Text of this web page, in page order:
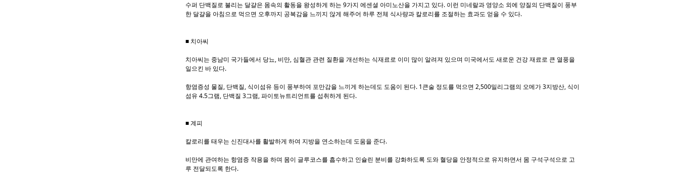
수퍼 단백질로 불리는 달걀은 몸속의 활동을 왕성하게 하는 9가지 에센셜 아미노산을 가지고 있다. 이런 미네랄과 영양소 외에 양질의 단백질이 풍부
한 달걀을 아침으로 먹으면 오후까지 공복감을 느끼지 않게 해주어 하루 전체 식사량과 칼로리를 조절하는 효과도 얻을 수 있다.
■ 치아씨
치아씨는 중남미 국가들에서 당뇨, 비만, 심혈관 관련 질환을 개선하는 식재료로 이미 많이 알려져 있으며 미국에서도 새로운 건강 재료로 큰 열풍을
일으킨 바 있다.
항염증성 물질, 단백질, 식이섬유 등이 풍부하여 포만감을 느끼게 하는데도 도움이 된다. 1큰술 정도를 먹으면 2,500밀리그램의 오메가 3지방산, 식이
섬유 4.5그램, 단백질 3그램, 파이토뉴트리언트를 섭취하게 된다.
■ 계피
칼로리를 태우는 신진대사를 활발하게 하여 지방을 연소하는데 도움을 준다.
비만에 관여하는 항염증 작용을 하며 몸이 글루코스를 흡수하고 인슐린 분비를 강화하도록 도와 혈당을 안정적으로 유지하면서 몸 구석구석으로 고
루 전달되도록 한다.